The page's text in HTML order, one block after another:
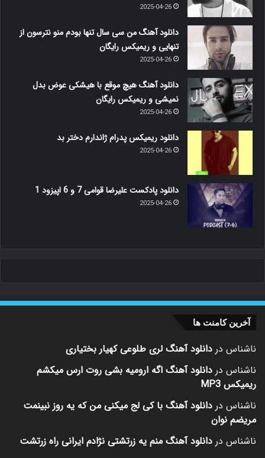
2025-04-26
دانلود آهنگ من سی سال تنها بودم منو نترسون از
تنهایی و ریمیکس رایگان
2025-04-26
دانلود آهنگ هیچ موقع با هیشکی عوض بدل
نمیشی و ریمیکس رایگان
2025-04-26
دانلود ریمیکس پدرام ژاندارم دختر بد
2025-04-26
دانلود پادکست علیرضا قوامی 7 و 6 اپیزود 1
2025-04-26
آخرین کامنت ها
ناشناس در دانلود آهنگ لری طلوعی کهیار بختیاری
ناشناس در دانلود آهنگ اگه ارومیه بشی روت ارس میکشم
ریمیکس MP3
ناشناس در دانلود آهنگ با کی لج میکنی من که یه روز نبینمت
مریضم نوان
ناشناس در دانلود آهنگ منم یه زرتشتی نژادم ایرانی راه زرتشت